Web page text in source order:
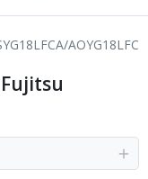
AOYG18LFC